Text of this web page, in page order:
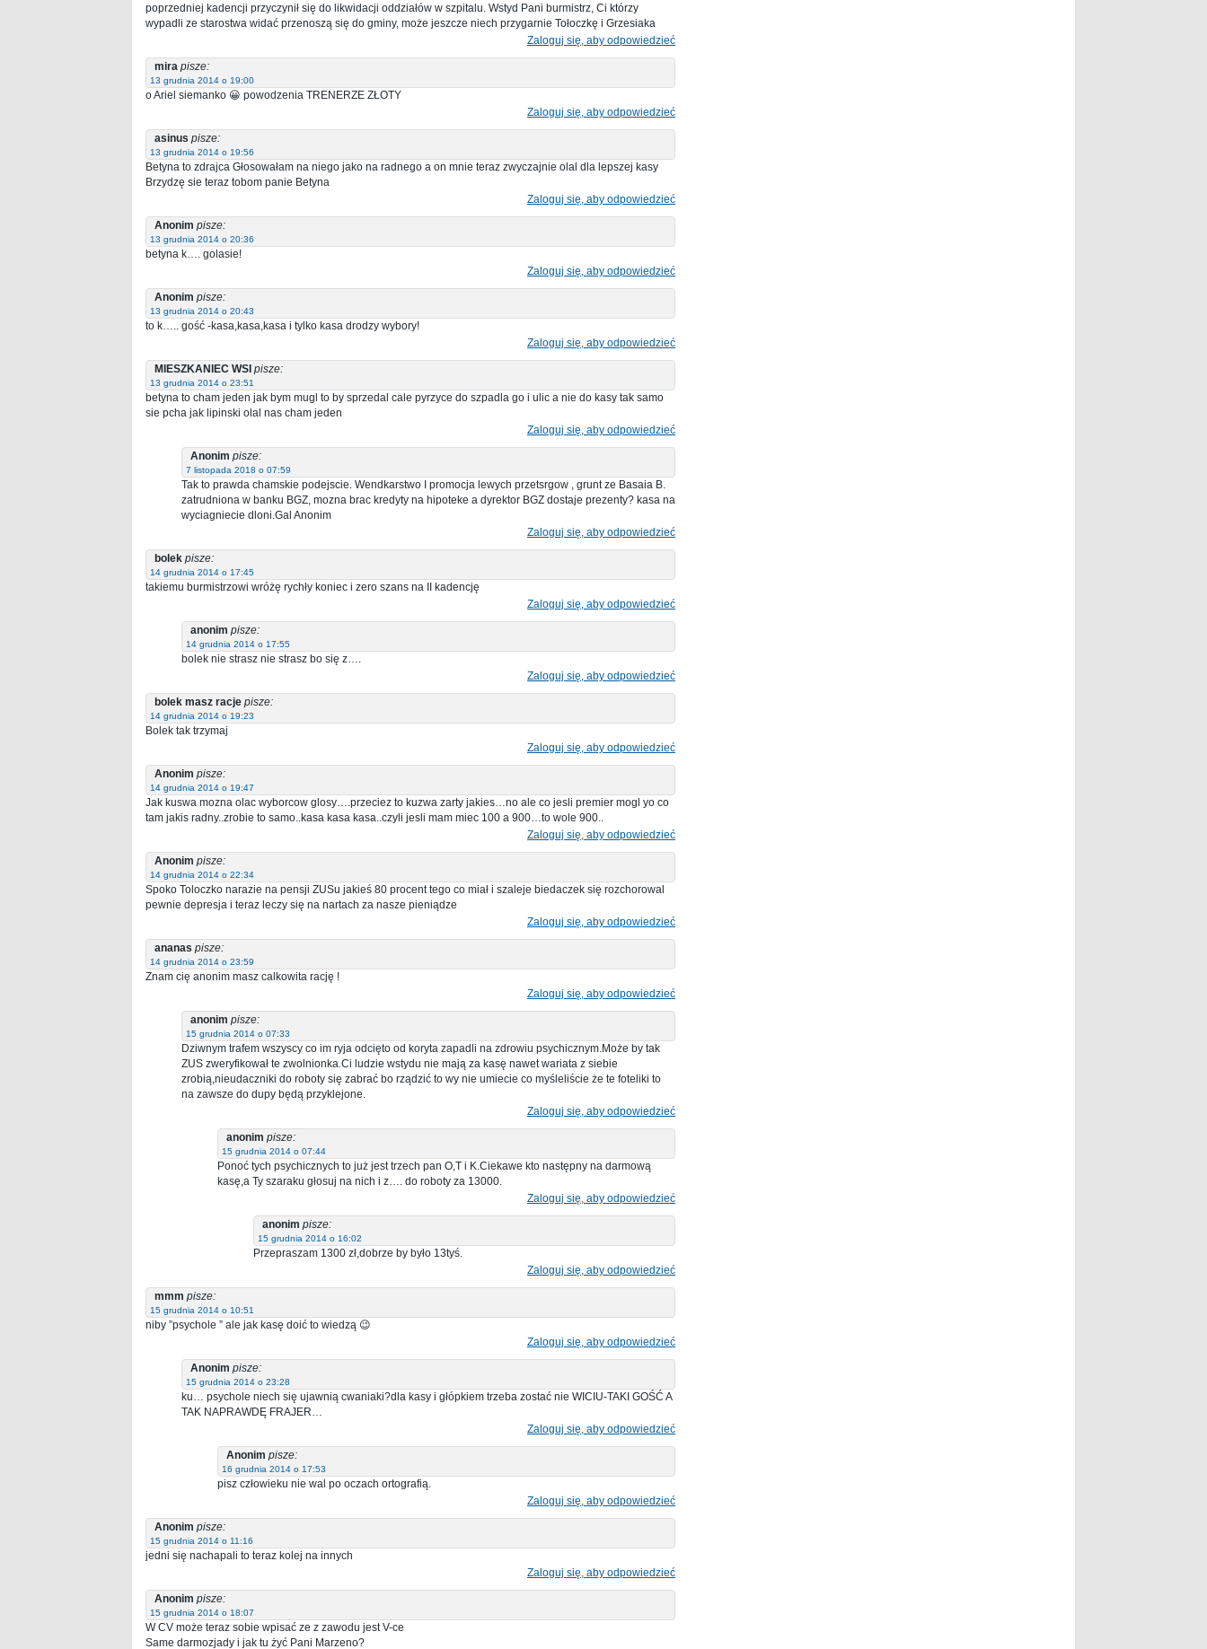
poprzedniej kadencji przyczynił się do likwidacji oddziałów w szpitalu. Wstyd Pani burmistrz, Ci którzy
wypadli ze starostwa widać przenoszą się do gminy, może jeszcze niech przygarnie Tołoczkę i Grzesiaka
Zaloguj się, aby odpowiedzieć
mira pisze:
13 grudnia 2014 o 19:00
o Ariel siemanko 😀 powodzenia TRENERZE ZŁOTY
Zaloguj się, aby odpowiedzieć
asinus pisze:
13 grudnia 2014 o 19:56
Betyna to zdrajca Głosowałam na niego jako na radnego a on mnie teraz zwyczajnie olal dla lepszej kasy
Brzydzę sie teraz tobom panie Betyna
Zaloguj się, aby odpowiedzieć
Anonim pisze:
13 grudnia 2014 o 20:36
betyna k…. golasie!
Zaloguj się, aby odpowiedzieć
Anonim pisze:
13 grudnia 2014 o 20:43
to k….. gość -kasa,kasa,kasa i tylko kasa drodzy wybory!
Zaloguj się, aby odpowiedzieć
MIESZKANIEC WSI pisze:
13 grudnia 2014 o 23:51
betyna to cham jeden jak bym mugl to by sprzedal cale pyrzyce do szpadla go i ulic a nie do kasy tak samo
sie pcha jak lipinski olal nas cham jeden
Zaloguj się, aby odpowiedzieć
Anonim pisze:
7 listopada 2018 o 07:59
Tak to prawda chamskie podejscie. Wendkarstwo I promocja lewych przetsrgow , grunt ze Basaia B.
zatrudniona w banku BGZ, mozna brac kredyty na hipoteke a dyrektor BGZ dostaje prezenty? kasa na
wyciagniecie dloni.Gal Anonim
Zaloguj się, aby odpowiedzieć
bolek pisze:
14 grudnia 2014 o 17:45
takiemu burmistrzowi wróżę rychły koniec i zero szans na II kadencję
Zaloguj się, aby odpowiedzieć
anonim pisze:
14 grudnia 2014 o 17:55
bolek nie strasz nie strasz bo się z….
Zaloguj się, aby odpowiedzieć
bolek masz racje pisze:
14 grudnia 2014 o 19:23
Bolek tak trzymaj
Zaloguj się, aby odpowiedzieć
Anonim pisze:
14 grudnia 2014 o 19:47
Jak kuswa mozna olac wyborcow glosy….przeciez to kuzwa zarty jakies…no ale co jesli premier mogl yo co
tam jakis radny..zrobie to samo..kasa kasa kasa..czyli jesli mam miec 100 a 900…to wole 900..
Zaloguj się, aby odpowiedzieć
Anonim pisze:
14 grudnia 2014 o 22:34
Spoko Toloczko narazie na pensji ZUSu jakieś 80 procent tego co miał i szaleje biedaczek się rozchorowal
pewnie depresja i teraz leczy się na nartach za nasze pieniądze
Zaloguj się, aby odpowiedzieć
ananas pisze:
14 grudnia 2014 o 23:59
Znam cię anonim masz calkowita rację !
Zaloguj się, aby odpowiedzieć
anonim pisze:
15 grudnia 2014 o 07:33
Dziwnym trafem wszyscy co im ryja odcięto od koryta zapadli na zdrowiu psychicznym.Może by tak
ZUS zweryfikował te zwolnionka.Ci ludzie wstydu nie mają za kasę nawet wariata z siebie
zrobią,nieudaczniki do roboty się zabrać bo rządzić to wy nie umiecie co myśleliście że te foteliki to
na zawsze do dupy będą przyklejone.
Zaloguj się, aby odpowiedzieć
anonim pisze:
15 grudnia 2014 o 07:44
Ponoć tych psychicznych to już jest trzech pan O,T i K.Ciekawe kto następny na darmową
kasę,a Ty szaraku głosuj na nich i z…. do roboty za 13000.
Zaloguj się, aby odpowiedzieć
anonim pisze:
15 grudnia 2014 o 16:02
Przepraszam 1300 zł,dobrze by było 13tyś.
Zaloguj się, aby odpowiedzieć
mmm pisze:
15 grudnia 2014 o 10:51
niby ”psychole ” ale jak kasę doić to wiedzą 😉
Zaloguj się, aby odpowiedzieć
Anonim pisze:
15 grudnia 2014 o 23:28
ku… psychole niech się ujawnią cwaniaki?dla kasy i głópkiem trzeba zostać nie WICIU-TAKI GOŚĆ A
TAK NAPRAWDĘ FRAJER…
Zaloguj się, aby odpowiedzieć
Anonim pisze:
16 grudnia 2014 o 17:53
pisz człowieku nie wal po oczach ortografią.
Zaloguj się, aby odpowiedzieć
Anonim pisze:
15 grudnia 2014 o 11:16
jedni się nachapali to teraz kolej na innych
Zaloguj się, aby odpowiedzieć
Anonim pisze:
15 grudnia 2014 o 18:07
W CV może teraz sobie wpisać ze z zawodu jest V-ce
Same darmozjady i jak tu żyć Pani Marzeno?